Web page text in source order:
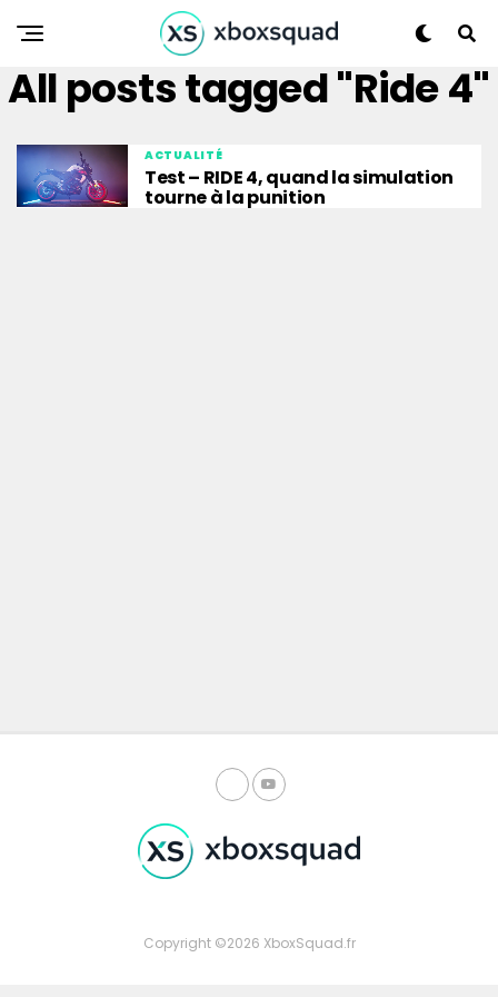
All posts tagged "Ride 4"
ACTUALITÉ
Test – RIDE 4, quand la simulation
tourne à la punition
Copyright ©2026 XboxSquad.fr